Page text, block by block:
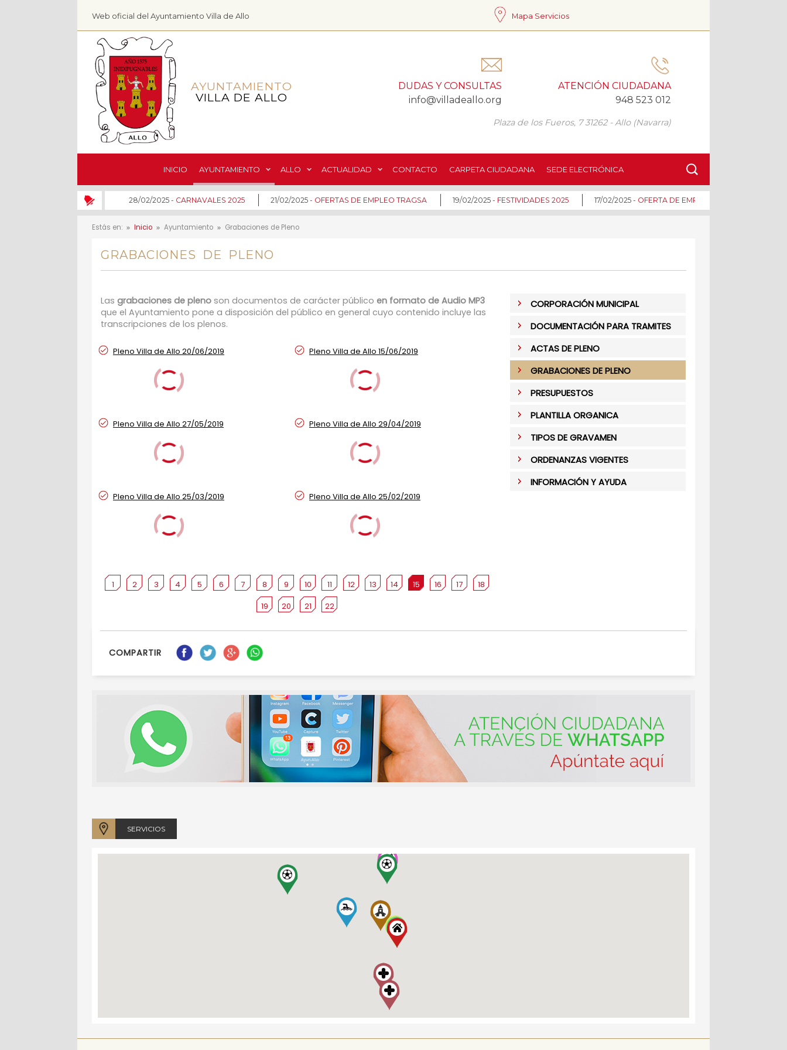
Web oficial del Ayuntamiento Villa de Allo Mapa Servicios
AYUNTAMIENTO
VILLA DE ALLO
DUDAS Y CONSULTAS
info@villadeallo.org
ATENCIÓN CIUDADANA
948 523 012
Plaza de los Fueros, 7 31262 - Allo (Navarra)
INICIO AYUNTAMIENTO ALLO ACTUALIDAD CONTACTO CARPETA CIUDADANA SEDE ELECTRÓNICA
28/02/2025 -CARNAVALES 2025 21/02/2025 -OFERTAS DE EMPLEO TRAGSA 19/02/2025 -FESTIVIDADES 2025 17/02/2025 -OFERTA DE EMPLEO MANCOMUNIDAD DE
Estás en: Inicio Ayuntamiento Grabaciones de Pleno
GRABACIONES DE PLENO
Las grabaciones de pleno son documentos de carácter público en formato de Audio MP3
que el Ayuntamiento pone a disposición del público en general cuyo contenido incluye las
transcripciones de los plenos.
Pleno Villa de Allo 20/06/2019 Pleno Villa de Allo 15/06/2019
Pleno Villa de Allo 27/05/2019 Pleno Villa de Allo 29/04/2019
Pleno Villa de Allo 25/03/2019 Pleno Villa de Allo 25/02/2019
1 2 3 4 5 6 7 8 9 10 11 12 13 14 15 16 17
18
19
20 21 22
CORPORACIÓN MUNICIPAL
DOCUMENTACIÓN PARA TRAMITES
ACTAS DE PLENO
GRABACIONES DE PLENO
PRESUPUESTOS
PLANTILLA ORGANICA
TIPOS DE GRAVAMEN
ORDENANZAS VIGENTES
INFORMACIÓN Y AYUDA
COMPARTIR
SERVICIOS